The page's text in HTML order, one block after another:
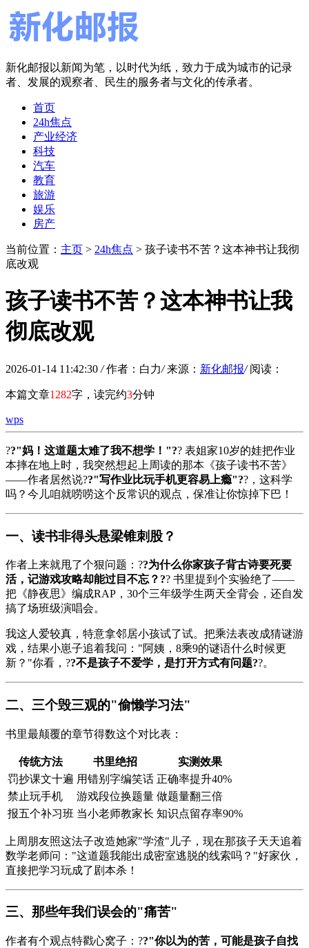
新化邮报以新闻为笔，以时代为纸，致力于成为城市的记录
者、发展的观察者、民生的服务者与文化的传承者。
首页
24h焦点
产业经济
科技
汽车
教育
旅游
娱乐
房产
当前位置： 主页 > 24h焦点 > 孩子读书不苦？这本神书让我彻
底改观
孩子读书不苦？这本神书让我
彻底改观
2026-01-14 11:42:30 / 作者：白力/ 来源： 新化邮报/ 阅读：
本篇文章1282字，读完约3分钟
wps
??"妈！这道题太难了我不想学！"?? 表姐家10岁的娃把作业
本摔在地上时，我突然想起上周读的那本《孩子读书不苦》
——作者居然说??"写作业比玩手机更容易上瘾"??，这科学
吗？今儿咱就唠唠这个反常识的观点，保准让你惊掉下巴！
一、读书非得头悬梁锥刺股？
作者上来就甩了个狠问题：??为什么你家孩子背古诗要死要
活，记游戏攻略却能过目不忘？?? 书里提到个实验绝了——
把《静夜思》编成RAP，30个三年级学生两天全背会，还自发
搞了场班级演唱会。
我这人爱较真，特意拿邻居小孩试了试。把乘法表改成猜谜游
戏，结果小崽子追着我问："阿姨，8乘9的谜语什么时候更
新？"你看，??不是孩子不爱学，是打开方式有问题??。
二、三个毁三观的"偷懒学习法"
书里最颠覆的章节得数这个对比表：
传统方法 书里绝招
实测效果
罚抄课文十遍 用错别字编笑话 正确率提升40%
禁止玩手机
游戏段位换题量 做题量翻三倍
报五个补习班 当小老师教家长 知识点留存率90%
上周朋友照这法子改造她家"学渣"儿子，现在那孩子天天追着
数学老师问："这道题我能出成密室逃脱的线索吗？"好家伙，
直接把学习玩成了剧本杀！
三、那些年我们误会的"痛苦"
作者有个观点特戳心窝子：??"你以为的苦，可能是孩子自找